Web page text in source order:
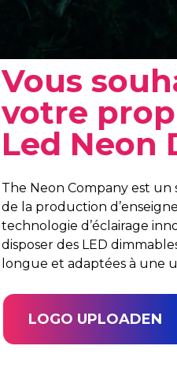
Vous
votre
Led Neon
The Neon Company est
de la production
technologie d’éclairage
disposer des LED
longue et adaptées à une
LOGO UPLOADEN